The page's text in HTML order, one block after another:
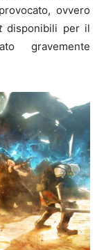
ovvero
disponibili per il
gravemente